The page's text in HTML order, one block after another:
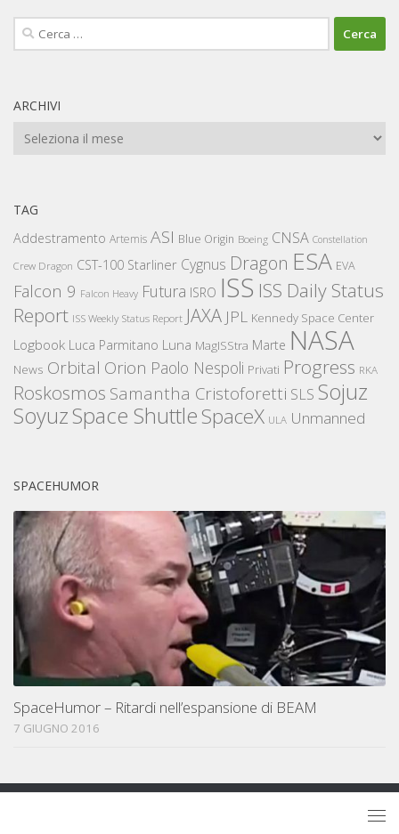
Ricerca
per:
ARCHIVI
Archivi
TAG
Addestramento Artemis ASI Blue Origin Boeing CNSA Constellation
Crew Dragon CST-100 Starliner Cygnus Dragon ESA EVA
Falcon 9 Falcon Heavy Futura ISRO ISS ISS Daily Status
Report ISS Weekly Status Report JAXA JPL Kennedy Space Center
Logbook Luca Parmitano Luna MagISStra Marte NASA
News Orbital Orion Paolo Nespoli Privati Progress RKA
Roskosmos Samantha Cristoforetti SLS Sojuz
SoyuzSpace ShuttleSpaceX ULA Unmanned
SPACEHUMOR
SpaceHumor – Ritardi nell’espansione di BEAM
7 GIUGNO 2016